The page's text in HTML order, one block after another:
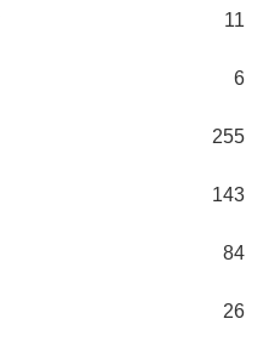
11
6
255
143
84
26